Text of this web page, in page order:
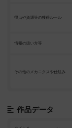
得点や資源等の獲得ルール
情報の扱い方等
その他のメカニクスや仕組み
作品データ